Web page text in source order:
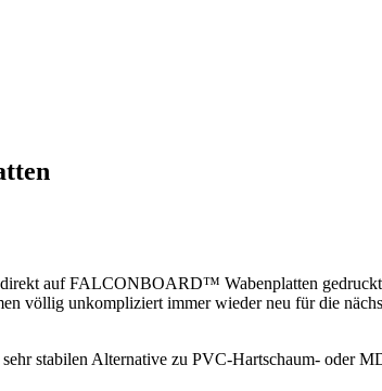
auf FALCONBOARD™ Wabenplatten
völlig unkompliziert immer wieder neu für die
stabilen Alternative zu PVC-Hartschaum- oder